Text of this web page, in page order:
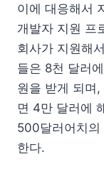
이에 대응해서
개발자 지원 프
회사가 지원해
들은 8천 달러
원을 받게 되며,
면 4만 달러에
500달러어치의
한다.